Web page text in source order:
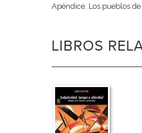
Apéndice. Los pueblos
LIBROS